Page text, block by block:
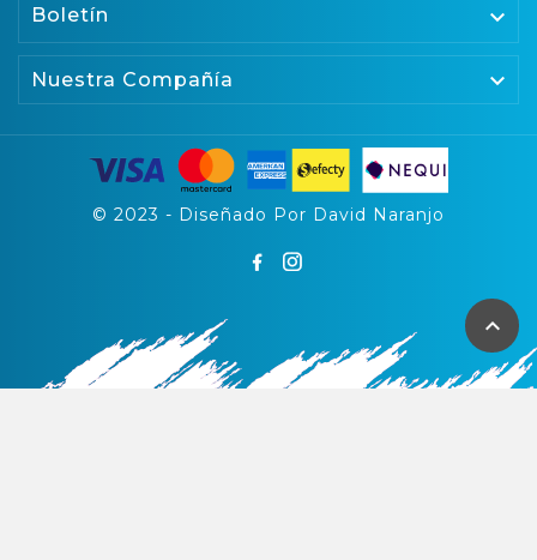
Boletín 
Nuestra Compañía 

© 2023 - Diseñado Por David Naranjo